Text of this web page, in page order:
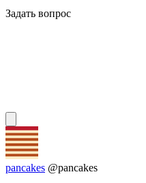
Задать вопрос
pancakes @pancakes